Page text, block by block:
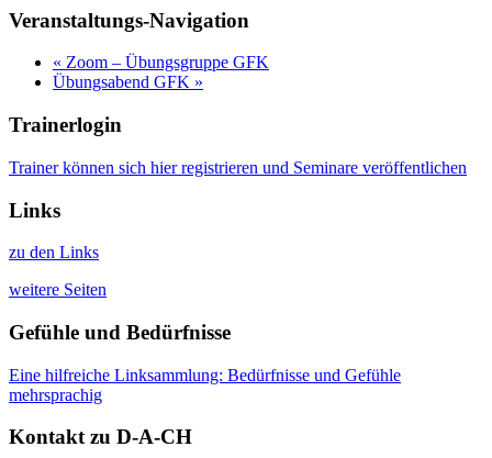
Veranstaltungs-Navigation
« Zoom – Übungsgruppe GFK
Übungsabend GFK »
Trainerlogin
Trainer können sich hier registrieren und Seminare veröffentlichen
Links
zu den Links
weitere Seiten
Gefühle und Bedürfnisse
Eine hilfreiche Linksammlung: Bedürfnisse und Gefühle
mehrsprachig
Kontakt zu D-A-CH